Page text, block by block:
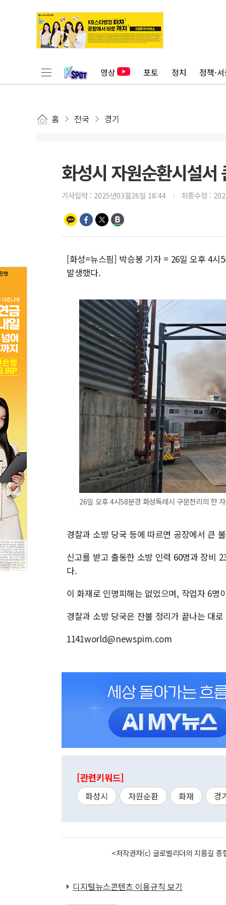
영상 포토 정치 정책·
홈 전국 경기
화성시 자원순환시설서
기사입력 : 2025년03월26일 18:44 최종수정 :
[화성=뉴스핌] 박승봉 기자 = 26일 오후 4시
발생했다.
26일 오후 4시58분경 화성특례시 구문천리의 한
경찰과 소방 당국 등에 따르면 공장에서 큰
신고를 받고 출동한 소방 인력 60명과 장비
다.
이 화재로 인명피해는 없었으며, 작업자 6명
경찰과 소방 당국은 잔불 정리가 끝나는 대
1141world@newspim.com
[관련키워드]
화성시 자원순환 화재 경
<저작권자(c) 글로벌리더의 지름길
디지털뉴스콘텐츠 이용규칙 보기